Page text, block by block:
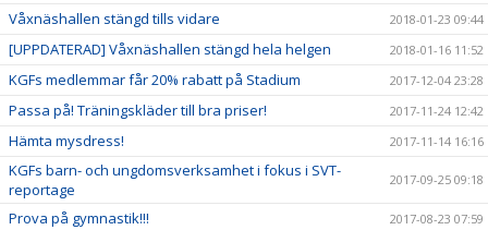
Våxnäshallen stängd tills vidare 2018-01-23 09:44
[UPPDATERAD] Våxnäshallen stängd hela helgen 2018-01-16 11:52
KGFs medlemmar får 20% rabatt på Stadium 2017-12-04 23:28
Passa på! Träningskläder till bra priser! 2017-11-24 12:42
Hämta mysdress! 2017-11-14 16:16
KGFs barn- och ungdomsverksamhet i fokus i SVT-
reportage
2017-09-25 09:18
Prova på gymnastik!!! 2017-08-23 07:59